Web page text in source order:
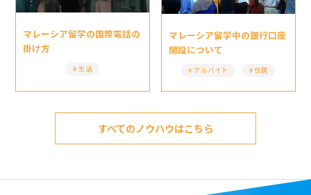
マレーシア留学の国際電話の
掛け方
生活
マレーシア留学中の銀行口座
開設について
アルバイト 住居
すべてのノウハウはこちら